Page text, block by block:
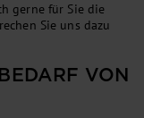
gerne für Sie die
Sie uns dazu
VON